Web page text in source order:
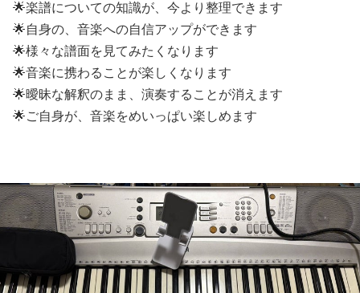
🌟楽譜についての知識が、今より整理できます
🌟自身の、音楽への自信アップができます
🌟様々な譜面を見てみたくなります
🌟音楽に携わることが楽しくなります
🌟曖昧な解釈のまま、演奏することが消えます
🌟ご自身が、音楽をめいっぱい楽しめます